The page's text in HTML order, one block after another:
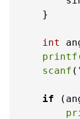
    }
int
printf
scanf (
if